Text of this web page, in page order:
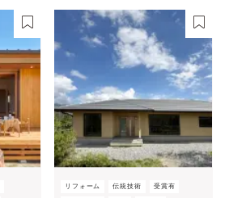
リフォーム 伝統技術 受賞有